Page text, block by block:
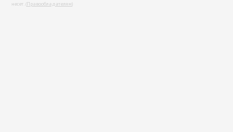
несет. (Правообладателям)